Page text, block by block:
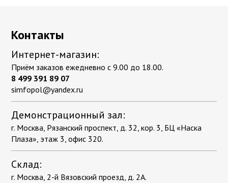
Контакты
Интернет-магазин:
Приём заказов ежедневно с 9.00 до 18.00.
8 499 391 89 07
simfopol@yandex.ru
Демонстрационный зал:
г. Москва, Рязанский проспект, д. 32, кор. 3, БЦ «Наска
Плаза», этаж 3, офис 320.
Склад:
г. Москва, 2-й Вязовский проезд, д. 2А.